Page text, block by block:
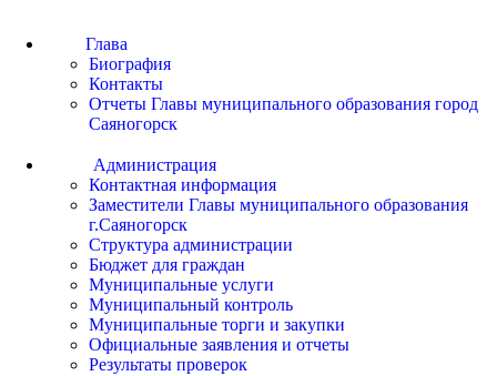
Глава
Биография
Контакты
Отчеты Главы муниципального образования город
Саяногорск
Администрация
Контактная информация
Заместители Главы муниципального образования
г.Саяногорск
Структура администрации
Бюджет для граждан
Муниципальные услуги
Муниципальный контроль
Муниципальные торги и закупки
Официальные заявления и отчеты
Результаты проверок